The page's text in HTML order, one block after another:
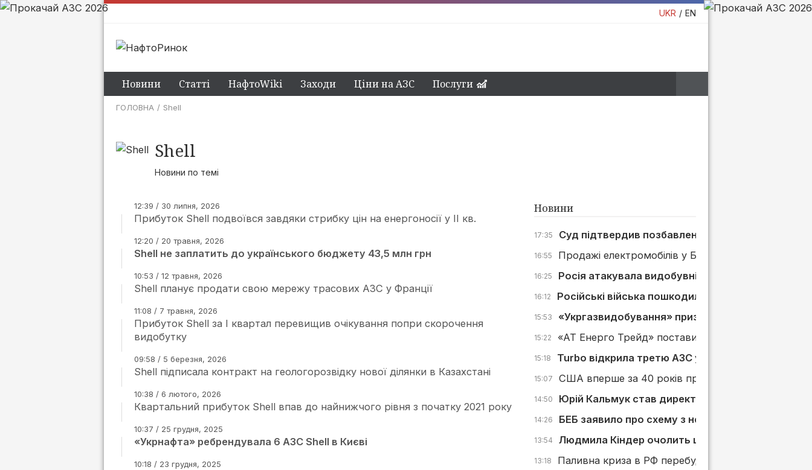
UKR EN
Новини Статті НафтоWiki Заходи Ціни на АЗС Послуги
ГОЛОВНА Shell
Shell
Новини по темі
12:39 / 30 липня, 2026
Прибуток Shell подвоївся завдяки стрибку цін на енергоносії у ІІ кв.
12:20 / 20 травня, 2026
Shell не заплатить до українського бюджету 43,5 млн грн
10:53 / 12 травня, 2026
Shell планує продати свою мережу трасових АЗС у Франції
11:08 / 7 травня, 2026
Прибуток Shell за І квартал перевищив очікування попри скорочення
видобутку
09:58 / 5 березня, 2026
Shell підписала контракт на геологорозвідку нової ділянки в Казахстані
10:38 / 6 лютого, 2026
Квартальний прибуток Shell впав до найнижчого рівня з початку 2021 року
10:37 / 25 грудня, 2025
«Укрнафта» ребрендувала 6 АЗС Shell в Києві
10:18 / 23 грудня, 2025
Новини
17:35 Суд підтвердив позбавлення «Р.О.С.-
16:55 Продажі електромобілів у Британії зросли на
16:25 Росія атакувала видобувні активи і 4 АЗС
16:12 Російські війська пошкодили АЗС у Слов’янську
15:53 «Укргазвидобування» призначило нових
15:22 «АТ Енерго Трейд» поставить «Київпастрансу»
15:18 Turbo відкрила третю АЗС у Львівській області
15:07 США вперше за 40 років припинили імпорт нафти
14:50 Юрій Кальмук став директором із сервісів
14:26 БЕБ заявило про схему з неіснуючими
13:54 Людмила Кіндер очолить ще одну дочірню
13:18 Паливна криза в РФ перебудовує ринок АЗС: що